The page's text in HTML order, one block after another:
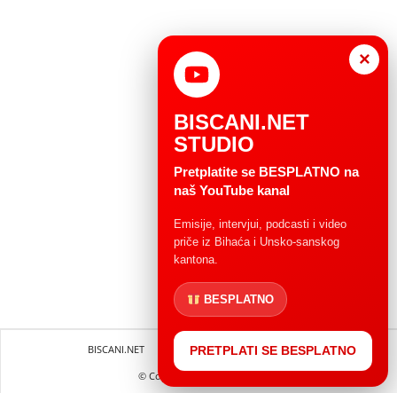
BISCANI.NET Impressum
Uvjeti korištenja
© Copryright 2004 - 2025.
×
BISCANI.NET
STUDIO
Pretplatite se BESPLATNO na
naš YouTube kanal
Emisije, intervjui, podcasti i video
priče iz Bihaća i Unsko-sanskog
kantona.
BESPLATNO
PRETPLATI SE BESPLATNO